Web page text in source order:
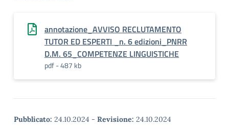
annotazione_AVVISO RECLUTAMENTO
TUTOR ED ESPERTI _n. 6 edizioni_PNRR
D.M. 65_COMPETENZE LINGUISTICHE
pdf - 487 kb
Pubblicato: 24.10.2024 - Revisione: 24.10.2024